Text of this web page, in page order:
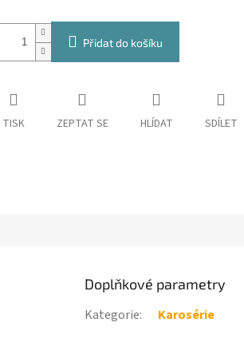
Přidat do košíku
TISK ZEPTAT SE HLÍDAT SDÍLET
Doplňkové parametry
Kategorie: Karosérie